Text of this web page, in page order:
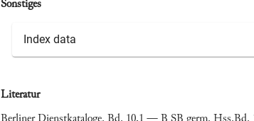
Sonstiges
Index data
Literatur